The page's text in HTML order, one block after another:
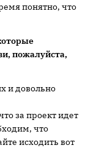
понятно, что
пожалуйста,
и довольно
за проект идет
что
исходить вот